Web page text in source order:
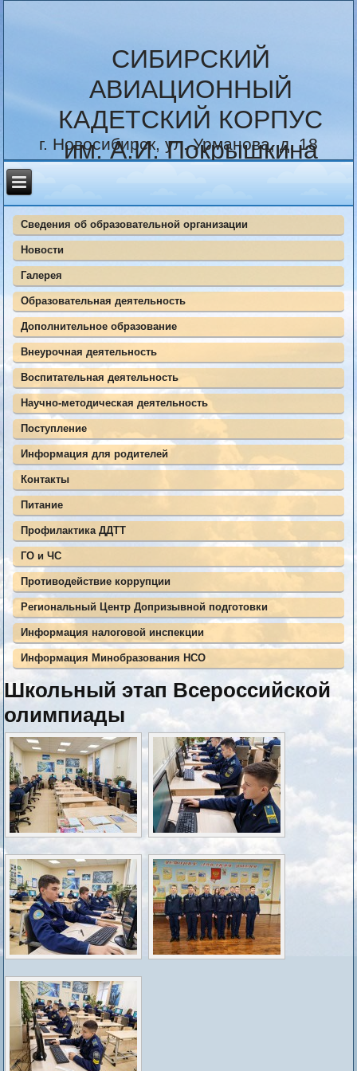
СИБИРСКИЙ
АВИАЦИОННЫЙ
КАДЕТСКИЙ КОРПУС
им. А.И. Покрышкина
г. Новосибирск, ул. Урманова, д. 18
Сведения об образовательной организации
Новости
Галерея
Образовательная деятельность
Дополнительное образование
Внеурочная деятельность
Воспитательная деятельность
Научно-методическая деятельность
Поступление
Информация для родителей
Контакты
Питание
Профилактика ДДТТ
ГО и ЧС
Противодействие коррупции
Региональный Центр Допризывной подготовки
Информация налоговой инспекции
Информация Минобразования НСО
Школьный этап Всероссийской
олимпиады